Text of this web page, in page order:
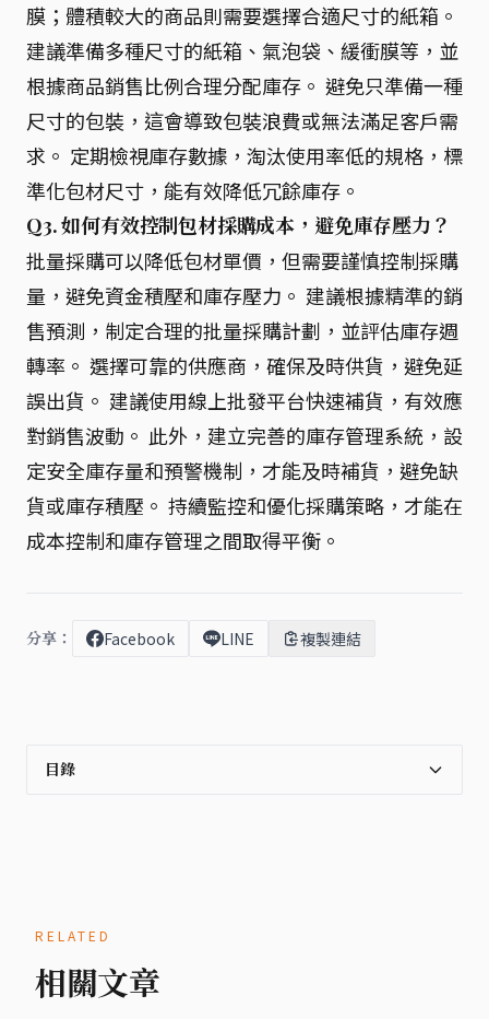
膜；體積較大的商品則需要選擇合適尺寸的紙箱。
建議準備多種尺寸的紙箱、氣泡袋、緩衝膜等，並
根據商品銷售比例合理分配庫存。 避免只準備一種
尺寸的包裝，這會導致包裝浪費或無法滿足客戶需
求。 定期檢視庫存數據，淘汰使用率低的規格，標
準化包材尺寸，能有效降低冗餘庫存。
Q3. 如何有效控制包材採購成本，避免庫存壓力？
批量採購可以降低包材單價，但需要謹慎控制採購
量，避免資金積壓和庫存壓力。 建議根據精準的銷
售預測，制定合理的批量採購計劃，並評估庫存週
轉率。 選擇可靠的供應商，確保及時供貨，避免延
誤出貨。 建議使用線上批發平台快速補貨，有效應
對銷售波動。 此外，建立完善的庫存管理系統，設
定安全庫存量和預警機制，才能及時補貨，避免缺
貨或庫存積壓。 持續監控和優化採購策略，才能在
成本控制和庫存管理之間取得平衡。
分享： Facebook LINE 複製連結
目錄
RELATED
相關文章